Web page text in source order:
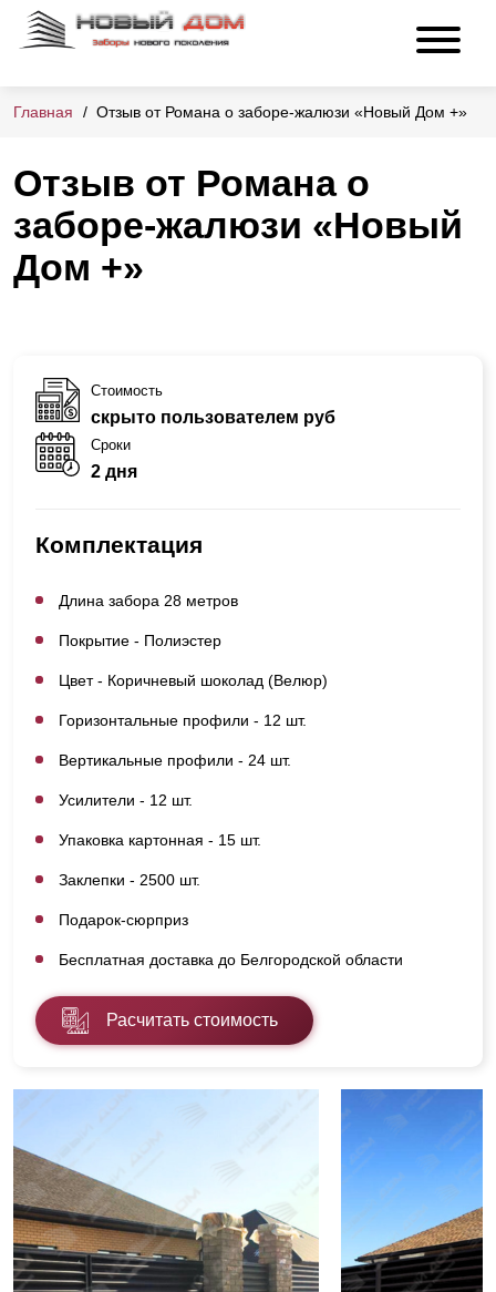
Главная Отзыв от Романа о заборе-жалюзи «Новый Дом +»
Отзыв от Романа о
заборе-жалюзи «Новый
Дом +»
Стоимость
скрыто пользователем руб
Сроки
2 дня
Комплектация
Длина забора 28 метров
Покрытие - Полиэстер
Цвет - Коричневый шоколад (Велюр)
Горизонтальные профили - 12 шт.
Вертикальные профили - 24 шт.
Усилители - 12 шт.
Упаковка картонная - 15 шт.
Заклепки - 2500 шт.
Подарок-сюрприз
Бесплатная доставка до Белгородской области
Расчитать стоимость